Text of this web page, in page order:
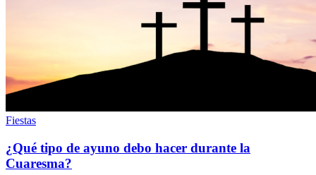
Fiestas
¿Qué tipo de ayuno debo hacer durante la
Cuaresma?